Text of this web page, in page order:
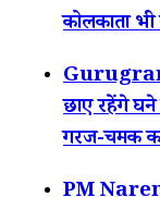
कोलकाता
छाए रहेंगे
गरज-चमक